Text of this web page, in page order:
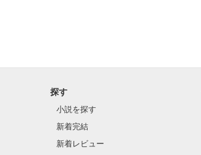
探す
小説を探す
新着完結
新着レビュー